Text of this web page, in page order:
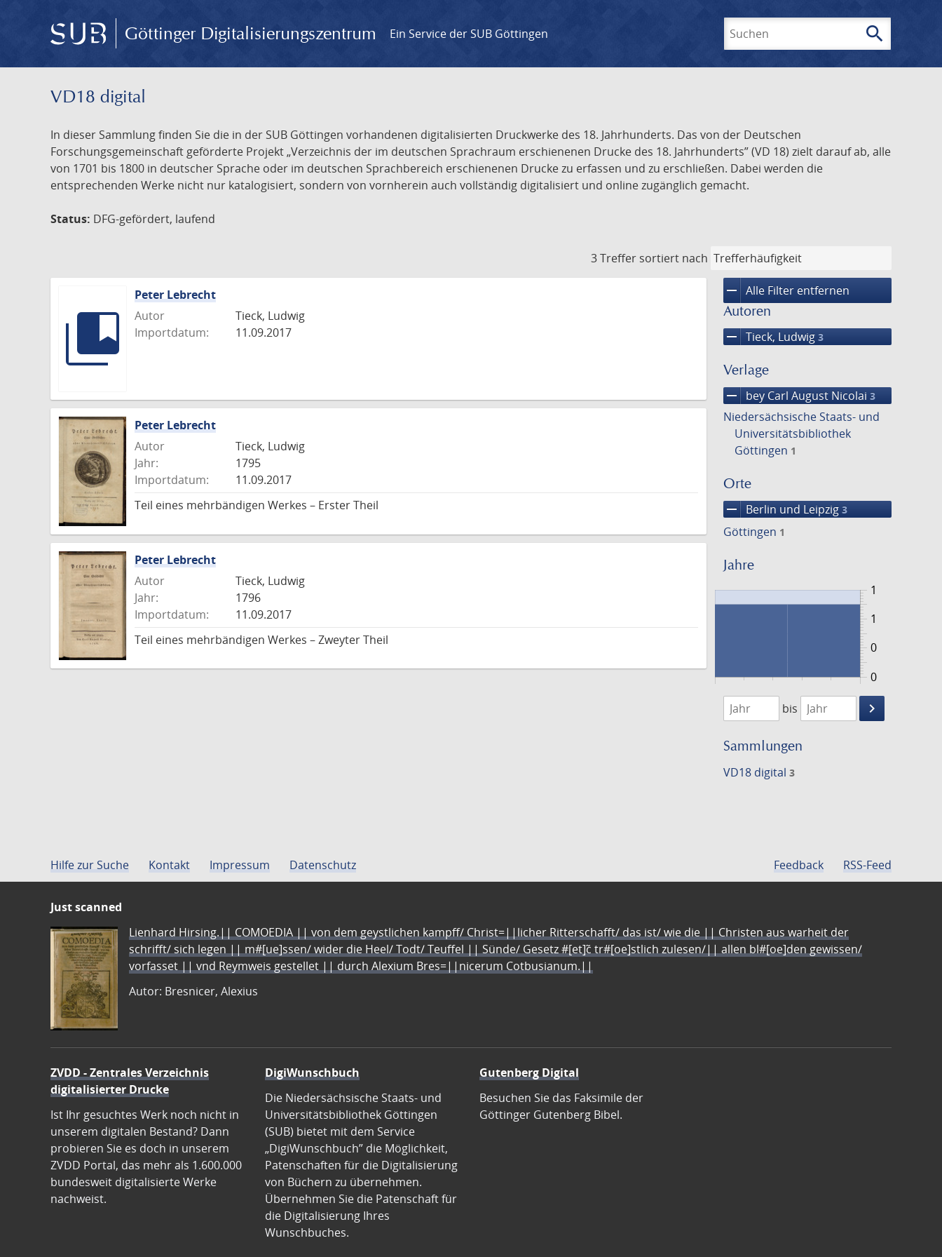
Göttinger Digitalisierungszentrum Ein Service der SUB Göttingen search
VD18 digital
In dieser Sammlung finden Sie die in der SUB Göttingen vorhandenen digitalisierten Druckwerke des 18. Jahrhunderts. Das von der Deutschen
Forschungsgemeinschaft geförderte Projekt „Verzeichnis der im deutschen Sprachraum erschienenen Drucke des 18. Jahrhunderts” (VD 18) zielt darauf ab, alle
von 1701 bis 1800 in deutscher Sprache oder im deutschen Sprachbereich erschienenen Drucke zu erfassen und zu erschließen. Dabei werden die
entsprechenden Werke nicht nur katalogisiert, sondern von vornherein auch vollständig digitalisiert und online zugänglich gemacht.
Status: DFG-gefördert, laufend
3 Treffer sortiert nach
remove Alle Filter entfernen
Autoren
remove Tieck, Ludwig 3
Verlage
remove bey Carl August Nicolai 3
Niedersächsische Staats- und
Universitätsbibliothek
Göttingen 1
Orte
remove Berlin und Leipzig 3
Göttingen 1
Jahre
0
1
0
1
1795
1797
bis
keyboard_arrow_right
Suche
Sammlungen
VD18 digital 3
Peter Lebrecht
Autor
Tieck, Ludwig
Importdatum:
11.09.2017
Peter Lebrecht
Autor
Tieck, Ludwig
Jahr:
1795
Importdatum:
11.09.2017
Teil eines mehrbändigen Werkes – Erster Theil
Peter Lebrecht
Autor
Tieck, Ludwig
Jahr:
1796
Importdatum:
11.09.2017
Teil eines mehrbändigen Werkes – Zweyter Theil
Hilfe zur Suche Kontakt Impressum Datenschutz Feedback RSS-Feed
Just scanned
Lienhard Hirsing.|| COMOEDIA || von dem geystlichen kampff/ Christ=||licher Ritterschafft/ das ist/ wie die || Christen aus warheit der
schrifft/ sich legen || m#[ue]ssen/ wider die Heel/ Todt/ Teuffel || Sünde/ Gesetz #[et]c̃ tr#[oe]stlich zulesen/|| allen bl#[oe]den gewissen/
vorfasset || vnd Reymweis gestellet || durch Alexium Bres=||nicerum Cotbusianum.||
Autor: Bresnicer, Alexius
ZVDD - Zentrales Verzeichnis
digitalisierter Drucke
Ist Ihr gesuchtes Werk noch nicht in
unserem digitalen Bestand? Dann
probieren Sie es doch in unserem
ZVDD Portal, das mehr als 1.600.000
bundesweit digitalisierte Werke
nachweist.
DigiWunschbuch
Die Niedersächsische Staats- und
Universitätsbibliothek Göttingen
(SUB) bietet mit dem Service
„DigiWunschbuch” die Möglichkeit,
Patenschaften für die Digitalisierung
von Büchern zu übernehmen.
Übernehmen Sie die Patenschaft für
die Digitalisierung Ihres
Wunschbuches.
Gutenberg Digital
Besuchen Sie das Faksimile der
Göttinger Gutenberg Bibel.